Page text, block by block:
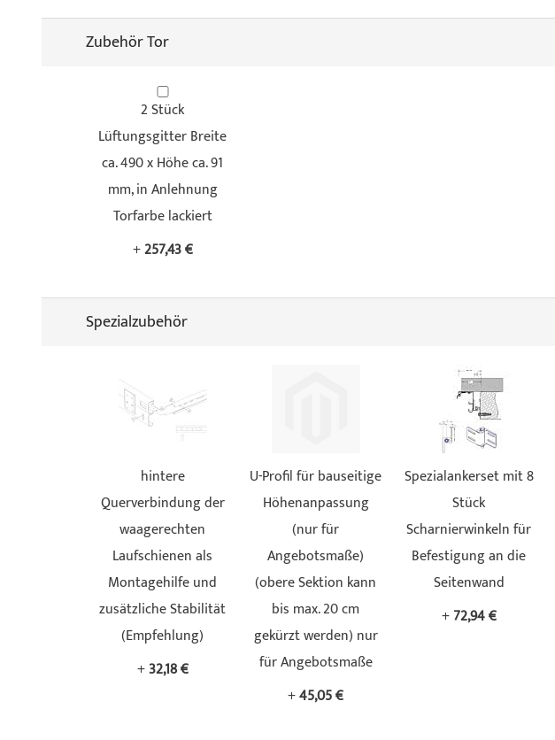
Zubehör Tor
2 Stück
Lüftungsgitter Breite
ca. 490 x Höhe ca. 91
mm, in Anlehnung
Torfarbe lackiert
+257,43 €
Spezialzubehör
hintere
Querverbindung der
waagerechten
Laufschienen als
Montagehilfe und
zusätzliche Stabilität
(Empfehlung)
+32,18 €
U-Profil für bauseitige
Höhenanpassung
(nur für
Angebotsmaße)
(obere Sektion kann
bis max. 20 cm
gekürzt werden) nur
für Angebotsmaße
+45,05 €
Spezialankerset mit 8
Stück
Scharnierwinkeln für
Befestigung an die
Seitenwand
+72,94 €